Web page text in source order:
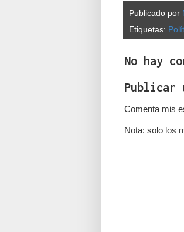
Publicado por
Etiquetas:
No hay
Publicar
Comenta mis
Nota: solo los